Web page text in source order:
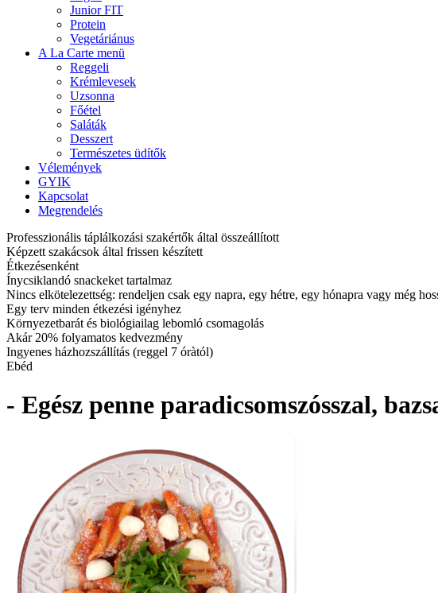
Junior FIT
Protein
Vegetáriánus
A La Carte menü
Reggeli
Krémlevesek
Uzsonna
Főétel
Saláták
Desszert
Természetes üdítők
Vélemények
GYIK
Kapcsolat
Megrendelés
Professzionális táplálkozási szakértők által összeállított
Képzett szakácsok által frissen készített
Étkezésenként
Ínycsiklandó snackeket tartalmaz
Nincs elkötelezettség: rendeljen csak egy napra, egy hétre, egy hónapra vagy még
Egy terv minden étkezési igényhez
Környezetbarát és biológiailag lebomló csomagolás
Akár 20% folyamatos kedvezmény
Ingyenes házhozszállítás (reggel 7 óràtól)
Ebéd
- Egész penne paradicsomszósszal,